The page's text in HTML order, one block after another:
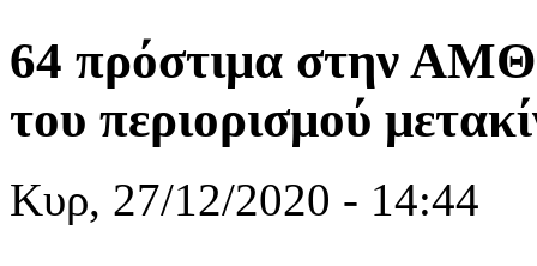
64 πρόστιμα στην ΑΜΘ
του περιορισμού
Κυρ, 27/12/2020 - 14:44